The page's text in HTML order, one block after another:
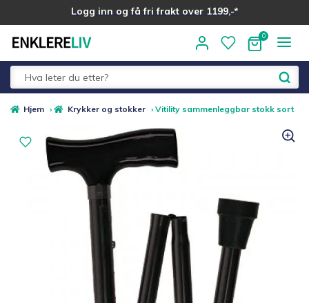
Logg inn og få fri frakt over 1199,-*
Alle kategorier
Fold
Medlemstilbud
Hjem › Krykker og stokker › Vitility sammenleggbar stokk sort